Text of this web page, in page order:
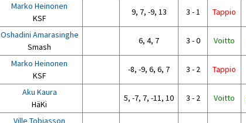
Marko Heinonen
KSF
9, 7, -9, 13 3 - 1 Tappio
Oshadini Amarasinghe
Smash
6, 4, 7 3 - 0 Voitto
Marko Heinonen
KSF
-8, -9, 6, 6, 7 3 - 2 Tappio
Aku Kaura
HäKi
5, -7, 7, -11, 10 3 - 2 Voitto
Ville Tobiasson